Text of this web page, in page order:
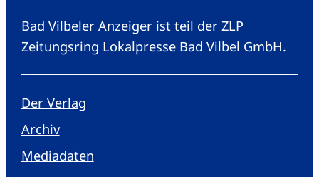
Bad Vilbeler Anzeiger ist teil der ZLP
Zeitungsring Lokalpresse Bad Vilbel GmbH.
Der Verlag
Archiv
Mediadaten